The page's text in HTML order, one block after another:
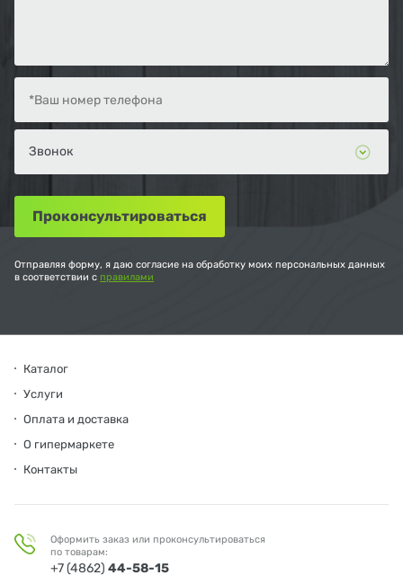
Отправляя форму, я даю согласие на обработку моих персональных данных
в соответствии с правилами
Каталог
Услуги
Оплата и доставка
О гипермаркете
Контакты
Оформить заказ или проконсультироваться
по товарам:
+7 (4862) 44-58-15